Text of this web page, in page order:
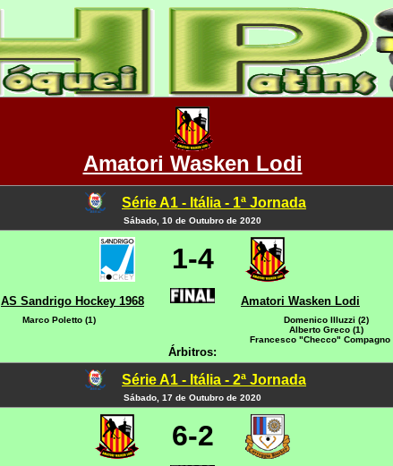
Amatori Wasken Lodi
Série A1 - Itália - 1ª Jornada
Sábado, 10 de Outubro de 2020
1-4
AS Sandrigo Hockey 1968 Amatori Wasken Lodi
Marco Poletto (1)
Domenico Illuzzi (2)
Alberto Greco (1)
Francesco "Checco" Compagno
Árbitros:
Série A1 - Itália - 2ª Jornada
Sábado, 17 de Outubro de 2020
6-2